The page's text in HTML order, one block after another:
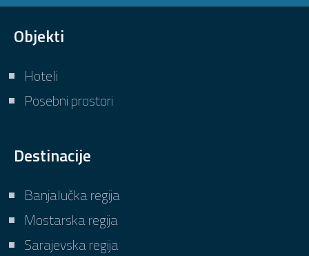
Objekti
Hoteli
Posebni prostori
Destinacije
Banjalučka regija
Mostarska regija
Sarajevska regija